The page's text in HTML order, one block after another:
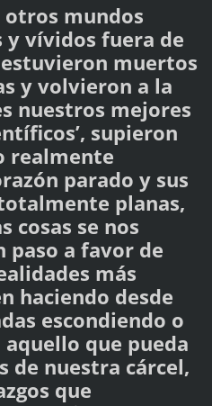
mundos
y vívidos fuera de
muertos
y volvieron a la
nuestros mejores
supieron
realmente
parado y sus
planas,
cosas se nos
paso a favor de
más
haciendo desde
escondiendo o
que pueda
de nuestra cárcel,
que